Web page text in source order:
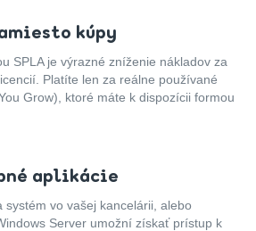
kúpy
SPLA je výrazné zníženie nákladov za
Platíte len za reálne používané
Grow), ktoré máte k dispozícii formou
aplikácie
systém vo vašej kancelárii, alebo
Server umožní získať prístup k